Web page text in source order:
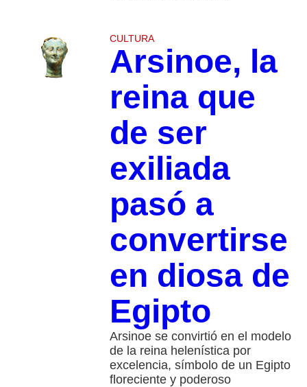
CULTURA
Arsinoe, la
reina que
de ser
exiliada
pasó a
convertirse
en diosa de
Egipto
Arsinoe se convirtió en el modelo
de la reina helenística por
excelencia, símbolo de un Egipto
floreciente y poderoso